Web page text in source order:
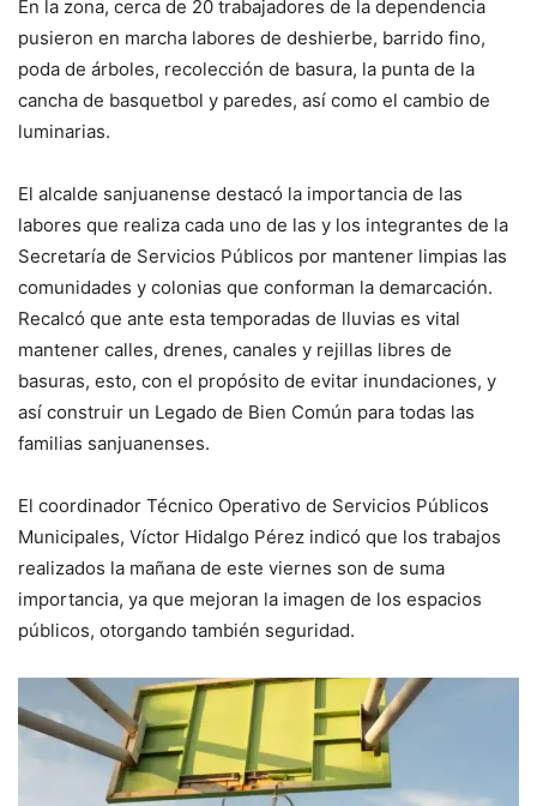
En la zona, cerca de 20 trabajadores de la dependencia
pusieron en marcha labores de deshierbe, barrido fino,
poda de árboles, recolección de basura, la punta de la
cancha de basquetbol y paredes, así como el cambio de
luminarias.
El alcalde sanjuanense destacó la importancia de las
labores que realiza cada uno de las y los integrantes de la
Secretaría de Servicios Públicos por mantener limpias las
comunidades y colonias que conforman la demarcación.
Recalcó que ante esta temporadas de lluvias es vital
mantener calles, drenes, canales y rejillas libres de
basuras, esto, con el propósito de evitar inundaciones, y
así construir un Legado de Bien Común para todas las
familias sanjuanenses.
El coordinador Técnico Operativo de Servicios Públicos
Municipales, Víctor Hidalgo Pérez indicó que los trabajos
realizados la mañana de este viernes son de suma
importancia, ya que mejoran la imagen de los espacios
públicos, otorgando también seguridad.